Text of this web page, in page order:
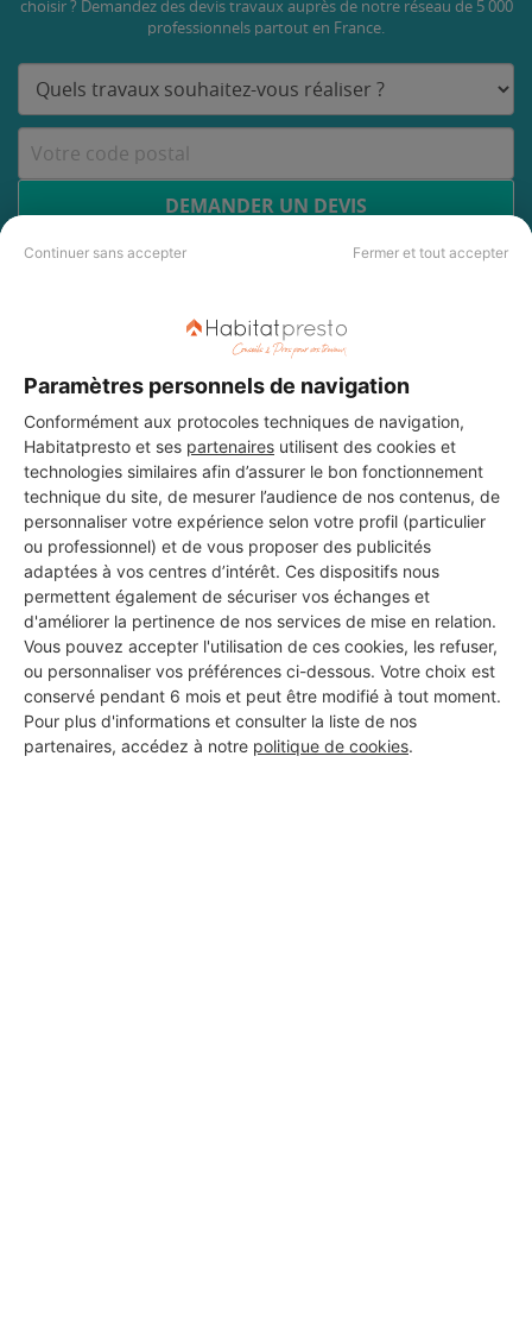
Continuer sans accepter Fermer et tout accepter
Paramètres personnels de navigation
Conformément aux protocoles techniques de navigation,
Habitatpresto et ses partenaires utilisent des cookies et
technologies similaires afin d’assurer le bon fonctionnement
technique du site, de mesurer l’audience de nos contenus, de
personnaliser votre expérience selon votre profil (particulier
ou professionnel) et de vous proposer des publicités
adaptées à vos centres d’intérêt. Ces dispositifs nous
permettent également de sécuriser vos échanges et
d'améliorer la pertinence de nos services de mise en relation.
Vous pouvez accepter l'utilisation de ces cookies, les refuser,
ou personnaliser vos préférences ci-dessous. Votre choix est
conservé pendant 6 mois et peut être modifié à tout moment.
Pour plus d'informations et consulter la liste de nos
partenaires, accédez à notre politique de cookies.
choisir ? Demandez des devis travaux auprès de notre réseau de 5 000
professionnels partout en France.
DEMANDER UN DEVIS
Les 3 autres Installateurs
d'alarmes pour vos travaux à
Saint-Pée-sur-Nivelle
Goyenaga eric
Saint-Pée-sur-Nivelle
5 ans d'expérience
Voir sa fiche